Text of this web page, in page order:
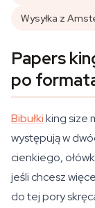
Wysyłka z
Papers
po
Bibułkiking size
występują w
cienkiego,
jeśli chcesz
do tej pory